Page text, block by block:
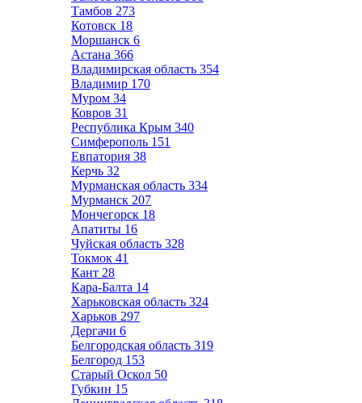
Тамбов 273
Котовск 18
Моршанск 6
Астана 366
Владимирская область 354
Владимир 170
Муром 34
Ковров 31
Республика Крым 340
Симферополь 151
Евпатория 38
Керчь 32
Мурманская область 334
Мурманск 207
Мончегорск 18
Апатиты 16
Чуйская область 328
Токмок 41
Кант 28
Кара-Балта 14
Харьковская область 324
Харьков 297
Дергачи 6
Белгородская область 319
Белгород 153
Старый Оскол 50
Губкин 15